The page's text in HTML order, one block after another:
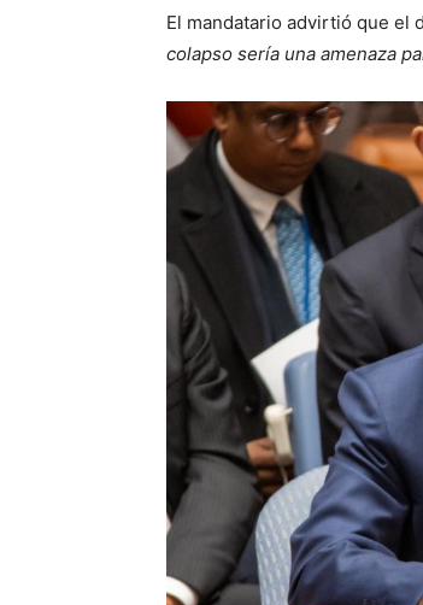
El mandatario advirtió que el
colapso sería una amenaza